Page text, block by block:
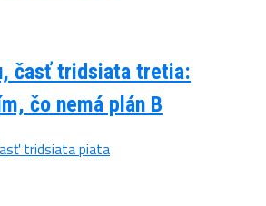
časť tridsiata tretia:
čo nemá plán B